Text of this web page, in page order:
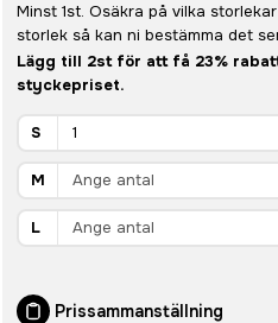
Minst 1st. Osäkra på vilka
storlek så kan ni bestämma det
Lägg till 2st för att få 23%
styckepriset.
S
M
L
Prissammanställning